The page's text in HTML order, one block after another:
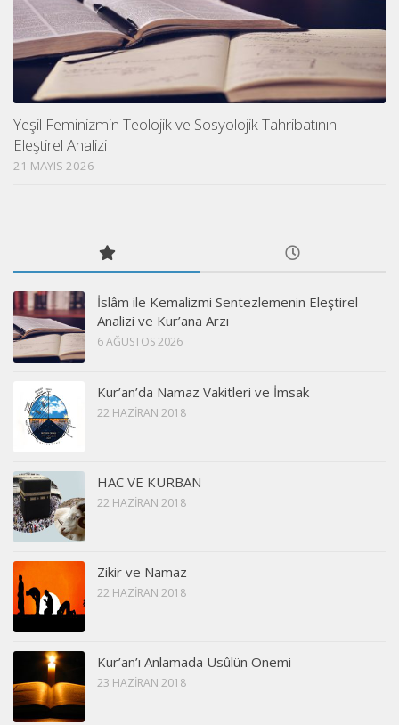
Yeşil Feminizmin Teolojik ve Sosyolojik Tahribatının
Eleştirel Analizi
21 MAYIS 2026
İslâm ile Kemalizmi Sentezlemenin Eleştirel
Analizi ve Kur’ana Arzı
6 AĞUSTOS 2026
Kur’an’da Namaz Vakitleri ve İmsak
22 HAZIRAN 2018
HAC VE KURBAN
22 HAZIRAN 2018
Zikir ve Namaz
22 HAZIRAN 2018
Kur’an’ı Anlamada Usûlün Önemi
23 HAZIRAN 2018